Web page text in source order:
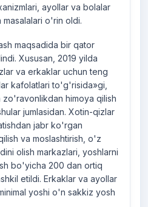
ayollar va bolalar
masalalari o'rin oldi.
maqsadida bir qator
Xususan, 2019 yilda
va erkaklar uchun teng
kafolatlari to'g'risida»gi,
himoya qilish
jumlasidan. Xotin-qizlar
jabr ko'rgan
va moslashtirish, o'z
olish markazlari, yoshlarni
bo'yicha 200 dan ortiq
etildi. Erkaklar va ayollar
yoshi o'n sakkiz yosh